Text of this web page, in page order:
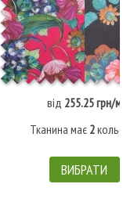
від 255.25 грн/м
Тканина має 2
ВИБРАТИ